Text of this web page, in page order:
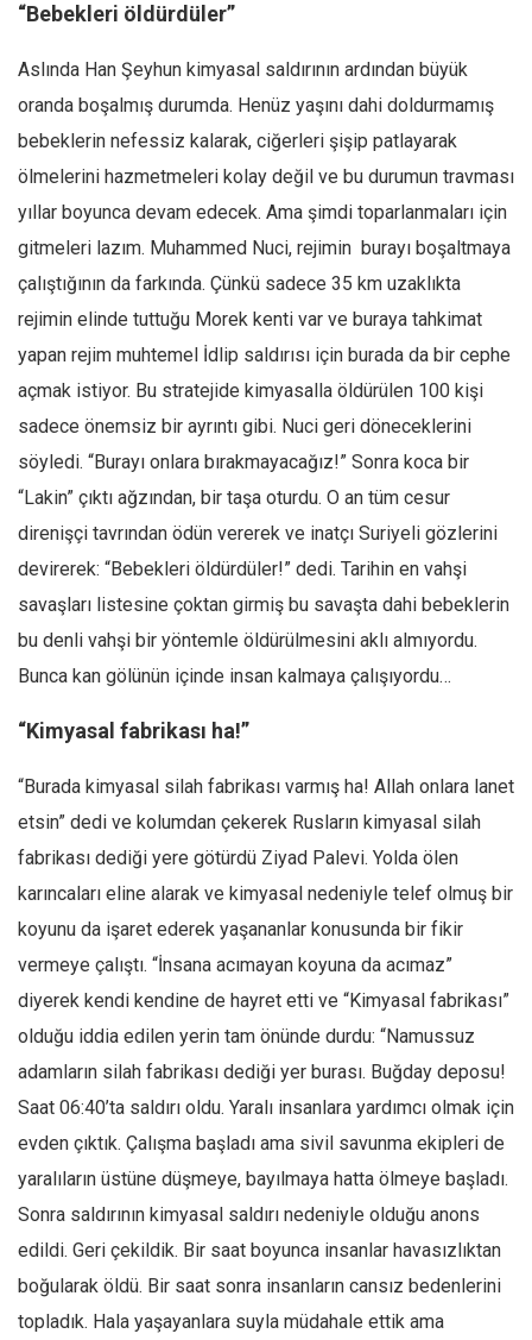
“Bebekleri öldürdüler”
Aslında Han Şeyhun kimyasal saldırının ardından büyük
oranda boşalmış durumda. Henüz yaşını dahi doldurmamış
bebeklerin nefessiz kalarak, ciğerleri şişip patlayarak
ölmelerini hazmetmeleri kolay değil ve bu durumun travması
yıllar boyunca devam edecek. Ama şimdi toparlanmaları için
gitmeleri lazım. Muhammed Nuci, rejimin burayı boşaltmaya
çalıştığının da farkında. Çünkü sadece 35 km uzaklıkta
rejimin elinde tuttuğu Morek kenti var ve buraya tahkimat
yapan rejim muhtemel İdlip saldırısı için burada da bir cephe
açmak istiyor. Bu stratejide kimyasalla öldürülen 100 kişi
sadece önemsiz bir ayrıntı gibi. Nuci geri döneceklerini
söyledi. “Burayı onlara bırakmayacağız!” Sonra koca bir
“Lakin” çıktı ağzından, bir taşa oturdu. O an tüm cesur
direnişçi tavrından ödün vererek ve inatçı Suriyeli gözlerini
devirerek: “Bebekleri öldürdüler!” dedi. Tarihin en vahşi
savaşları listesine çoktan girmiş bu savaşta dahi bebeklerin
bu denli vahşi bir yöntemle öldürülmesini aklı almıyordu.
Bunca kan gölünün içinde insan kalmaya çalışıyordu…
“Kimyasal fabrikası ha!”
“Burada kimyasal silah fabrikası varmış ha! Allah onlara lanet
etsin” dedi ve kolumdan çekerek Rusların kimyasal silah
fabrikası dediği yere götürdü Ziyad Palevi. Yolda ölen
karıncaları eline alarak ve kimyasal nedeniyle telef olmuş bir
koyunu da işaret ederek yaşananlar konusunda bir fikir
vermeye çalıştı. “İnsana acımayan koyuna da acımaz”
diyerek kendi kendine de hayret etti ve “Kimyasal fabrikası”
olduğu iddia edilen yerin tam önünde durdu: “Namussuz
adamların silah fabrikası dediği yer burası. Buğday deposu!
Saat 06:40’ta saldırı oldu. Yaralı insanlara yardımcı olmak için
evden çıktık. Çalışma başladı ama sivil savunma ekipleri de
yaralıların üstüne düşmeye, bayılmaya hatta ölmeye başladı.
Sonra saldırının kimyasal saldırı nedeniyle olduğu anons
edildi. Geri çekildik. Bir saat boyunca insanlar havasızlıktan
boğularak öldü. Bir saat sonra insanların cansız bedenlerini
topladık. Hala yaşayanlara suyla müdahale ettik ama